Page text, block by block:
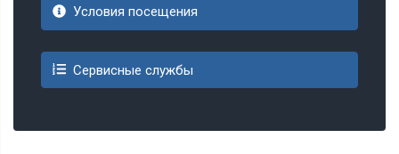
Условия посещения
Сервисные службы